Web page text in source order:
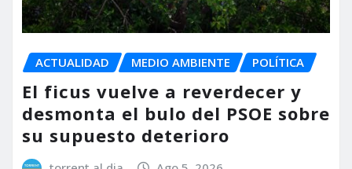
ACTUALIDAD MEDIO AMBIENTE POLÍTICA
El ficus vuelve a reverdecer y
desmonta el bulo del PSOE sobre
su supuesto deterioro